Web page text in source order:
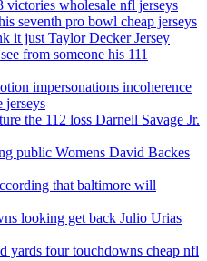
victories wholesale nfl jerseys
seventh pro bowl cheap jerseys
it just Taylor Decker Jersey
from someone his 111
impersonations incoherence
jerseys
the 112 loss Darnell Savage Jr.
public Womens David Backes
that baltimore will
looking get back Julio Urias
yards four touchdowns cheap nfl